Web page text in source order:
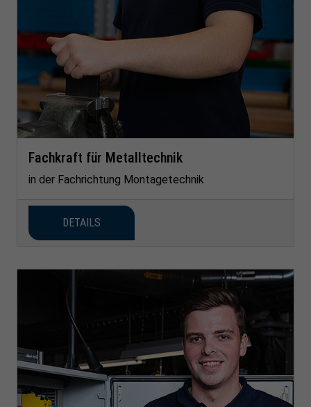
Fachkraft für Metalltechnik
in der Fachrichtung Montagetechnik
DETAILS